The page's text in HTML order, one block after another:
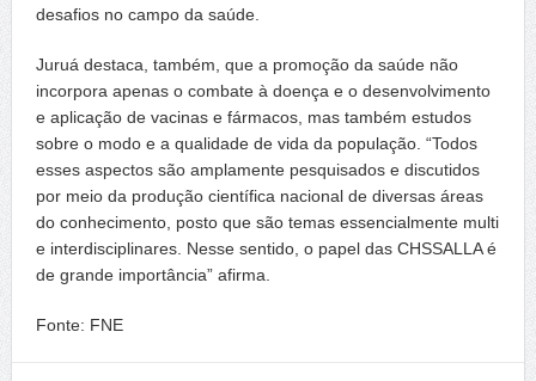
desafios no campo da saúde.
Juruá destaca, também, que a promoção da saúde não
incorpora apenas o combate à doença e o desenvolvimento
e aplicação de vacinas e fármacos, mas também estudos
sobre o modo e a qualidade de vida da população. “Todos
esses aspectos são amplamente pesquisados e discutidos
por meio da produção científica nacional de diversas áreas
do conhecimento, posto que são temas essencialmente multi
e interdisciplinares. Nesse sentido, o papel das CHSSALLA é
de grande importância” afirma.
Fonte: FNE